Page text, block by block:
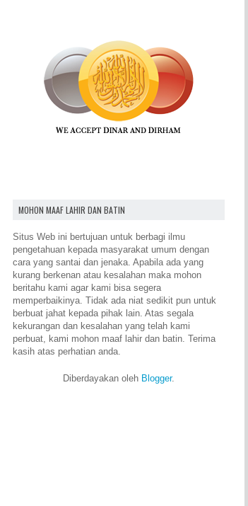
MOHON MAAF LAHIR DAN BATIN
Situs Web ini bertujuan untuk berbagi ilmu
pengetahuan kepada masyarakat umum dengan
cara yang santai dan jenaka. Apabila ada yang
kurang berkenan atau kesalahan maka mohon
beritahu kami agar kami bisa segera
memperbaikinya. Tidak ada niat sedikit pun untuk
berbuat jahat kepada pihak lain. Atas segala
kekurangan dan kesalahan yang telah kami
perbuat, kami mohon maaf lahir dan batin. Terima
kasih atas perhatian anda.
Diberdayakan oleh Blogger.